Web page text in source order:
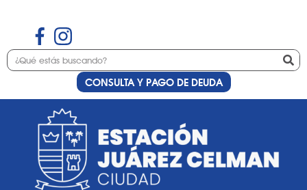
CONSULTA Y PAGO DE DEUDA